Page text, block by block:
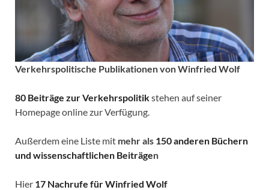
Verkehrspolitische Publikationen von Winfried Wolf
80 Beiträge zur Verkehrspolitikstehen auf seiner
Homepage online zur Verfügung.
Außerdem eine Liste mit mehr als 150 anderen Büchern
und wissenschaftlichen Beiträgen
Hier 17 Nachrufe für Winfried Wolf